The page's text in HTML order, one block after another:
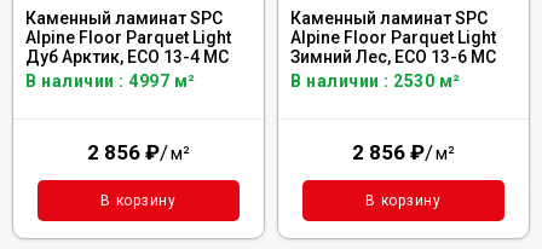
Каменный ламинат SPC
Alpine Floor Parquet Light
Дуб Арктик, ЕСО 13-4 MC
В наличии : 4997 м²
2 856 ₽/м²
В корзину
Каменный ламинат SPC
Alpine Floor Parquet Light
Зимний Лес, ЕСО 13-6 MC
В наличии : 2530 м²
2 856 ₽/м²
В корзину